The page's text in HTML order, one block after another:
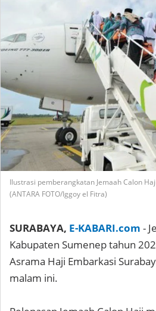
Ilustrasi pemberangkatan Jemaah Calon
(ANTARA FOTO/Iggoy el Fitra)
SURABAYA, E-KABARI.com -
Kabupaten Sumenep tahun
Asrama Haji Embarkasi
malam ini.